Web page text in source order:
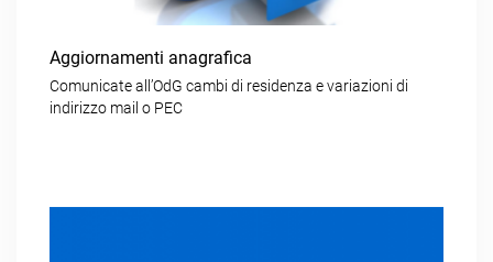
Aggiornamenti anagrafica
Comunicate all’OdG cambi di residenza e variazioni di
indirizzo mail o PEC